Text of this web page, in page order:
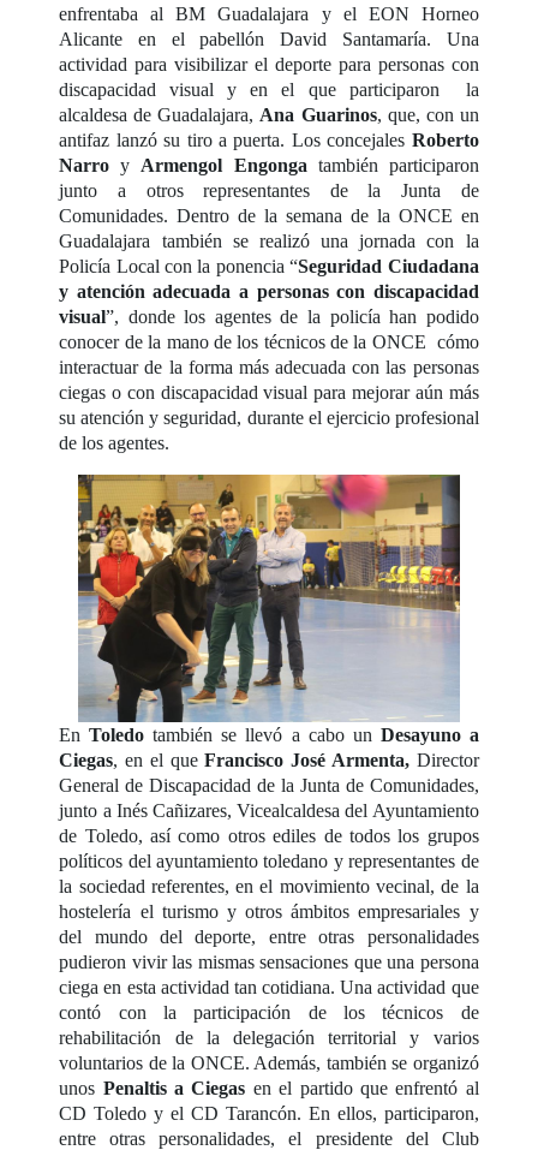
enfrentaba al BM Guadalajara y el EON Horneo
Alicante en el pabellón David Santamaría. Una
actividad para visibilizar el deporte para personas con
discapacidad visual y en el que participaron la
alcaldesa de Guadalajara, Ana Guarinos, que, con un
antifaz lanzó su tiro a puerta. Los concejales Roberto
Narro y Armengol Engonga también participaron
junto a otros representantes de la Junta de
Comunidades. Dentro de la semana de la ONCE en
Guadalajara también se realizó una jornada con la
Policía Local con la ponencia “Seguridad Ciudadana
y atención adecuada a personas con discapacidad
visual”, donde los agentes de la policía han podido
conocer de la mano de los técnicos de la ONCE cómo
interactuar de la forma más adecuada con las personas
ciegas o con discapacidad visual para mejorar aún más
su atención y seguridad, durante el ejercicio profesional
de los agentes.
EnToledo también se llevó a cabo un Desayuno a
Ciegas, en el queFrancisco José Armenta,Director
General de Discapacidad de la Junta de Comunidades,
junto a Inés Cañizares, Vicealcaldesa del Ayuntamiento
de Toledo, así como otros ediles de todos los grupos
políticos del ayuntamiento toledano y representantes de
la sociedad referentes, en el movimiento vecinal, de la
hostelería el turismo y otros ámbitos empresariales y
del mundo del deporte, entre otras personalidades
pudieron vivir las mismas sensaciones que una persona
ciega en esta actividad tan cotidiana. Una actividad que
contó con la participación de los técnicos de
rehabilitación de la delegación territorial y varios
voluntarios de la ONCE. Además, también se organizó
unos Penaltis a Ciegas en el partido que enfrentó al
CD Toledo y el CD Tarancón. En ellos, participaron,
entre otras personalidades, el presidente del Club